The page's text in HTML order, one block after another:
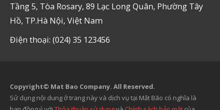
Tầng 5, Tòa Rosary, 89 Lạc Long Quân, Phường Tây
Hồ, TP.Hà Nội, Việt Nam
Điện thoại: (024) 35 123456
Copyright© Mat Bao Company. All Reserved.
Sử dụng nội dung ở trang này và dịch vụ tại Mắt Bão có nghĩa là